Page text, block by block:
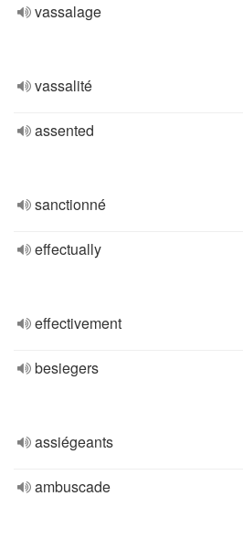
vassalage
vassalité
assented
sanctionné
effectually
effectivement
besiegers
assiégeants
ambuscade